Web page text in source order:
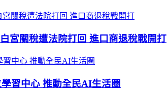
宮關稅遭法院打回 進口商退稅戰開打
習中心 推動全民AI生活圈